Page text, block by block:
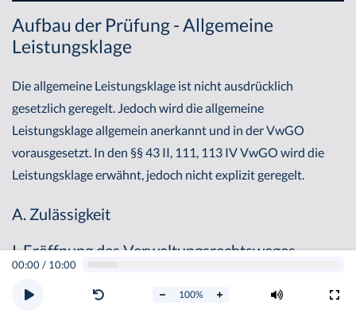
00:00/ 10:00
100%
Aufbau der Prüfung - Allgemeine
Leistungsklage
Die allgemeine Leistungsklage ist nicht ausdrücklich
gesetzlich geregelt. Jedoch wird die allgemeine
Leistungsklage allgemein anerkannt und in der VwGO
vorausgesetzt. In den §§ 43 II, 111, 113 IV VwGO wird die
Leistungsklage erwähnt, jedoch nicht explizit geregelt.
A. Zulässigkeit
I. Eröffnung des Verwaltungsrechtsweges
In der Zulässigkeit setzt die allgemeine Leistungsklage